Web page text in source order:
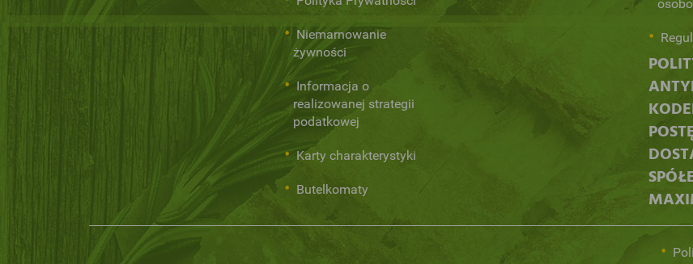
Niemarnowanie
żywności
Informacja o
realizowanej strategii
podatkowej
Karty charakterystyki
Butelkomaty